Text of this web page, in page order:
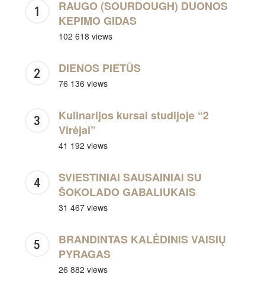
RAUGO (SOURDOUGH) DUONOS
KEPIMO GIDAS
102 618 views
DIENOS PIETŪS
76 136 views
Kulinarijos kursai studijoje “2
Virėjai”
41 192 views
SVIESTINIAI SAUSAINIAI SU
ŠOKOLADO GABALIUKAIS
31 467 views
BRANDINTAS KALĖDINIS VAISIŲ
PYRAGAS
26 882 views